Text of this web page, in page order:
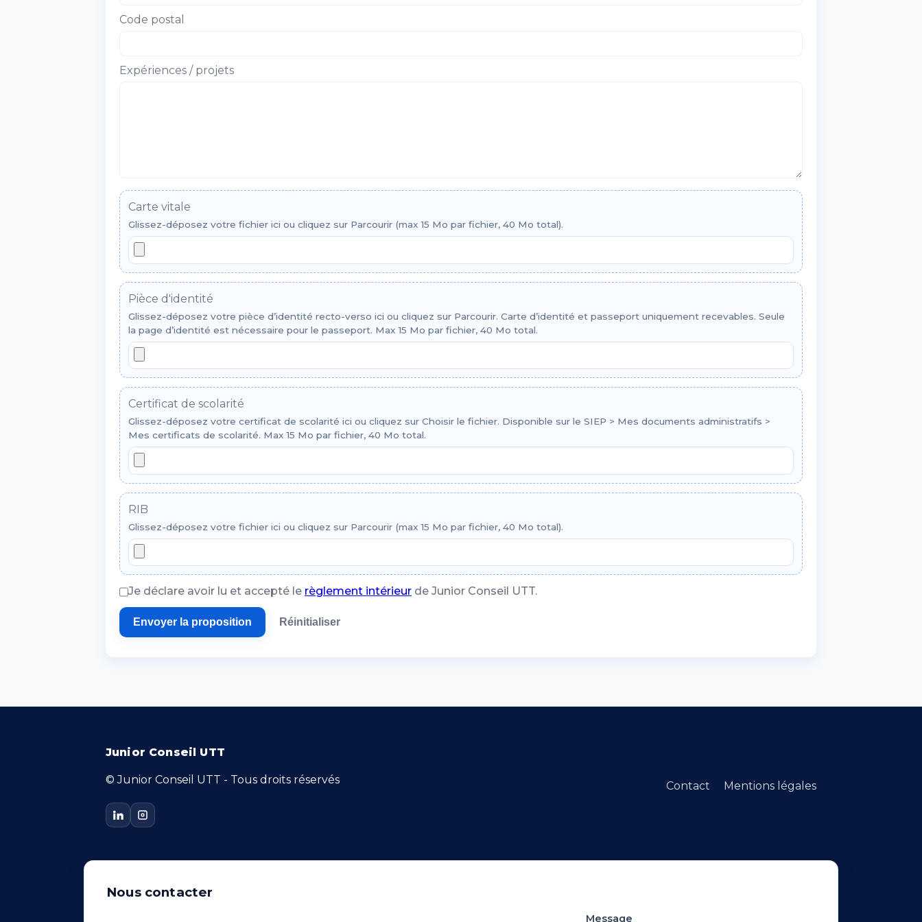
Code postal
Expériences / projets
Carte vitale
Glissez-déposez votre fichier ici ou cliquez sur Parcourir (max 15 Mo par fichier, 40 Mo total).
Pièce d'identité
Glissez-déposez votre pièce d’identité recto-verso ici ou cliquez sur Parcourir. Carte d’identité et passeport uniquement recevables. Seule
la page d’identité est nécessaire pour le passeport. Max 15 Mo par fichier, 40 Mo total.
Certificat de scolarité
Glissez-déposez votre certificat de scolarité ici ou cliquez sur Choisir le fichier. Disponible sur le SIEP > Mes documents administratifs >
Mes certificats de scolarité. Max 15 Mo par fichier, 40 Mo total.
RIB
Glissez-déposez votre fichier ici ou cliquez sur Parcourir (max 15 Mo par fichier, 40 Mo total).
Je déclare avoir lu et accepté le règlement intérieur de Junior Conseil UTT.
Envoyer la proposition Réinitialiser
Junior Conseil UTT
© Junior Conseil UTT - Tous droits réservés Contact Mentions légales
Nous contacter
Message